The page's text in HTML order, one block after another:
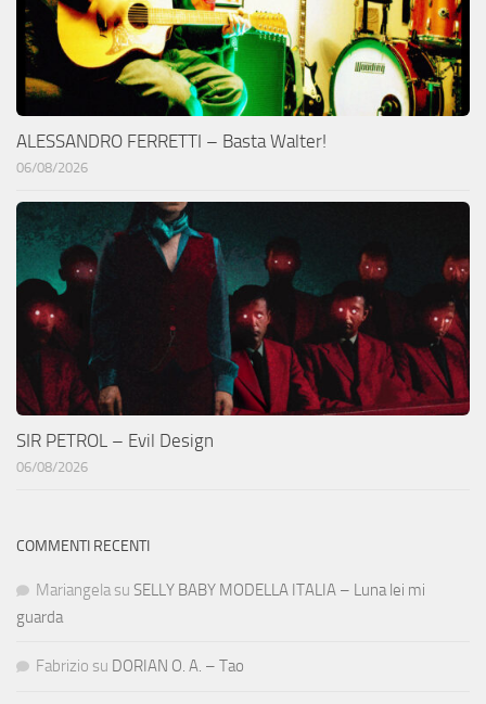
ALESSANDRO FERRETTI – Basta Walter!
06/08/2026
SIR PETROL – Evil Design
06/08/2026
COMMENTI RECENTI
Mariangela su SELLY BABY MODELLA ITALIA – Luna lei mi
guarda
Fabrizio su DORIAN O. A. – Tao